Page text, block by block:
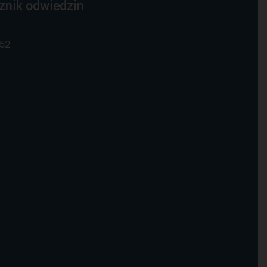
odwiedzin